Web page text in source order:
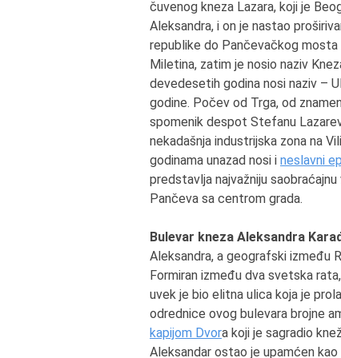
čuvenog kneza Lazara, koji je
Aleksandra, i on je nastao
republike do Pančevačkog mosta
Miletina, zatim je nosio naziv
devedesetih godina nosi naziv –
godine. Počev od Trga, od
spomenik despot Stefanu
nekadašnja industrijska zona na
godinama unazad nosi i neslavni
predstavlja najvažniju
Pančeva sa centrom grada.
Bulevar kneza Aleksandra
Aleksandra, a geografski između
Formiran između dva svetska
uvek je bio elitna ulica koja je
odrednice ovog bulevara brojne
kapijom Dvora koji je sagradio
Aleksandar ostao je upamćen